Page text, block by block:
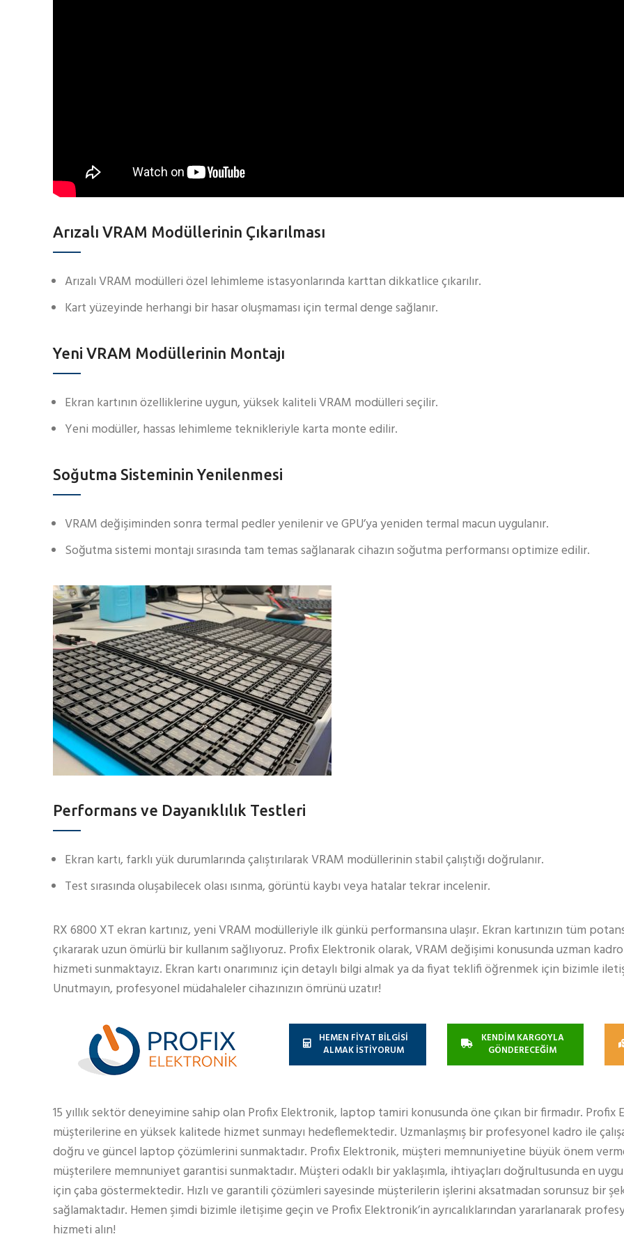
Arızalı VRAM Modüllerinin Çıkarılması
Arızalı VRAM modülleri özel lehimleme istasyonlarında karttan dikkatlice çıkarılır.
Kart yüzeyinde herhangi bir hasar oluşmaması için termal denge sağlanır.
Yeni VRAM Modüllerinin Montajı
Ekran kartının özelliklerine uygun, yüksek kaliteli VRAM modülleri seçilir.
Yeni modüller, hassas lehimleme teknikleriyle karta monte edilir.
Soğutma Sisteminin Yenilenmesi
VRAM değişiminden sonra termal pedler yenilenir ve GPU’ya yeniden termal macun uygulanır.
Soğutma sistemi montajı sırasında tam temas sağlanarak cihazın soğutma performansı optimize edilir.
Performans ve Dayanıklılık Testleri
Ekran kartı, farklı yük durumlarında çalıştırılarak VRAM modüllerinin stabil çalıştığı doğrulanır.
Test sırasında oluşabilecek olası ısınma, görüntü kaybı veya hatalar tekrar incelenir.
RX 6800 XT ekran kartınız, yeni VRAM modülleriyle ilk günkü performansına ulaşır. Ekran kartınızın tüm
çıkararak uzun ömürlü bir kullanım sağlıyoruz. Profix Elektronik olarak, VRAM değişimi konusunda uzman
hizmeti sunmaktayız. Ekran kartı onarımınız için detaylı bilgi almak ya da fiyat teklifi öğrenmek için bizimle
Unutmayın, profesyonel müdahaleler cihazınızın ömrünü uzatır!
HEMEN FİYAT BİLGİSİ
ALMAK İSTİYORUM
KENDİM KARGOYLA
GÖNDERECEĞİM
15 yıllık sektör deneyimine sahip olan Profix Elektronik, laptop tamiri konusunda öne çıkan bir firmadır. Profix
müşterilerine en yüksek kalitede hizmet sunmayı hedeflemektedir. Uzmanlaşmış bir profesyonel kadro ile
doğru ve güncel laptop çözümlerini sunmaktadır. Profix Elektronik, müşteri memnuniyetine büyük önem
müşterilere memnuniyet garantisi sunmaktadır. Müşteri odaklı bir yaklaşımla, ihtiyaçları doğrultusunda en
için çaba göstermektedir. Hızlı ve garantili çözümleri sayesinde müşterilerin işlerini aksatmadan sorunsuz bir
sağlamaktadır. Hemen şimdi bizimle iletişime geçin ve Profix Elektronik’in ayrıcalıklarından yararlanarak
hizmeti alın!